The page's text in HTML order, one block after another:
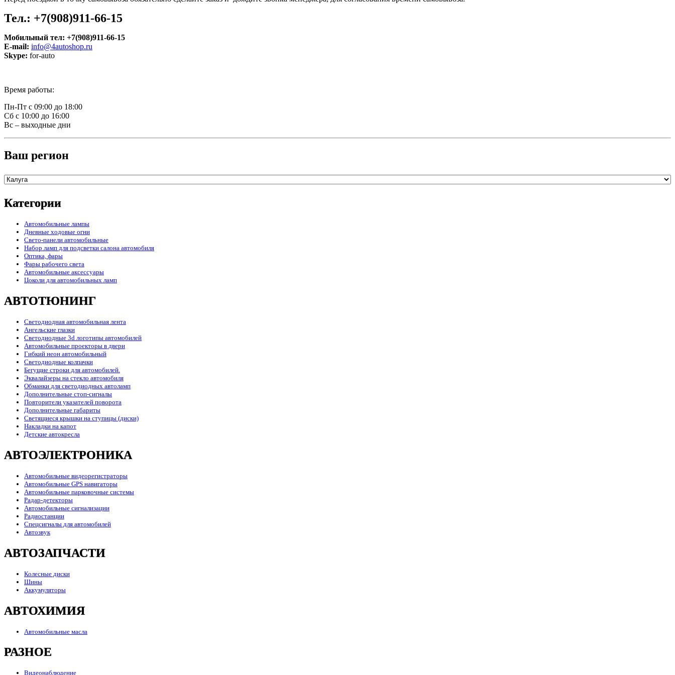
Тел.: +7(908)911-66-15
Мобильный тел: +7(908)911-66-15
E-mail: info@4autoshop.ru
Skype: for-auto
Время работы:
Пн-Пт с 09:00 до 18:00
Сб с 10:00 до 16:00
Вс – выходные дни
Ваш регион
Категории
Автомобильные лампы
Дневные ходовые огни
Свето-панели автомобильные
Набор ламп для подсветки салона автомобиля
Оптика, фары
Фары рабочего света
Автомобильные аксессуары
Цоколи для автомобильных ламп
АВТОТЮНИНГ
Светодиодная автомобильная лента
Ангельские глазки
Светодиодные 3d логотипы автомобилей
Автомобильные проекторы в двери
Гибкий неон автомобильный
Светодиодные колпачки
Бегущие строки для автомобилей.
Эквалайзеры на стекло автомобиля
Обманки для светодиодных автоламп
Дополнительные стоп-сигналы
Повторители указателей поворота
Дополнительные габариты
Светящиеся крышки на ступицы (диски)
Накладки на капот
Детские автокресла
АВТОЭЛЕКТРОНИКА
Автомобильные видеорегистраторы
Автомобильные GPS навигаторы
Автомобильные парковочные системы
Радар-детекторы
Автомобильные сигнализации
Радиостанции
Спецсигналы для автомобилей
Автозвук
АВТОЗАПЧАСТИ
Колесные диски
Шины
Аккумуляторы
АВТОХИМИЯ
Автомобильные масла
РАЗНОЕ
Видеонаблюдение